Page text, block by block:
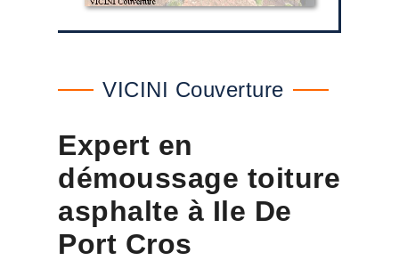
VICINI Couverture
Expert en
démoussage toiture
asphalte à Ile De
Port Cros